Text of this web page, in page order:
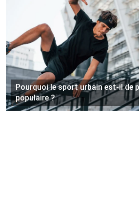
Pourquoi le sport urbain est-il de
populaire ?